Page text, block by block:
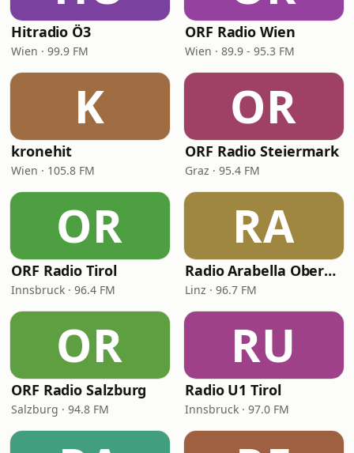
Hitradio Ö3
Wien · 99.9 FM
ORF Radio Wien
Wien · 89.9 - 95.3 FM
K
kronehit
Wien · 105.8 FM
OR
ORF Radio Steiermark
Graz · 95.4 FM
OR
ORF Radio Tirol
Innsbruck · 96.4 FM
RA
Radio Arabella Oberösterreich
Linz · 96.7 FM
OR
ORF Radio Salzburg
Salzburg · 94.8 FM
RU
Radio U1 Tirol
Innsbruck · 97.0 FM